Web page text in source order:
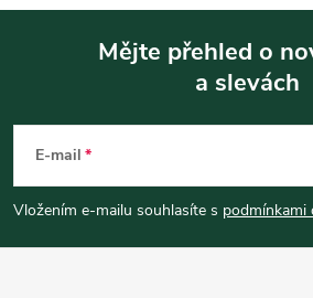
p
a
Mějte přehled o
a slevách
E-mail
Vložením e-mailu souhlasíte s podmínkami